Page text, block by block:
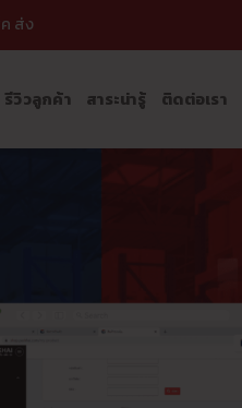
ส่ง
รีวิวลูกค้า สาระน่ารู้ ติดต่อเรา